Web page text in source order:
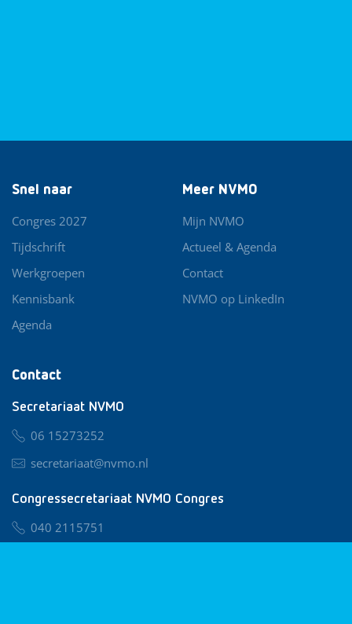
Contact
Secretariaat NVMO
06 15273252
secretariaat@nvmo.nl
Congressecretariaat NVMO Congres
040 2115751
Snel naar
Congres 2027
Tijdschrift
Werkgroepen
Kennisbank
Agenda
Meer NVMO
Mijn NVMO
Actueel & Agenda
Contact
NVMO op LinkedIn